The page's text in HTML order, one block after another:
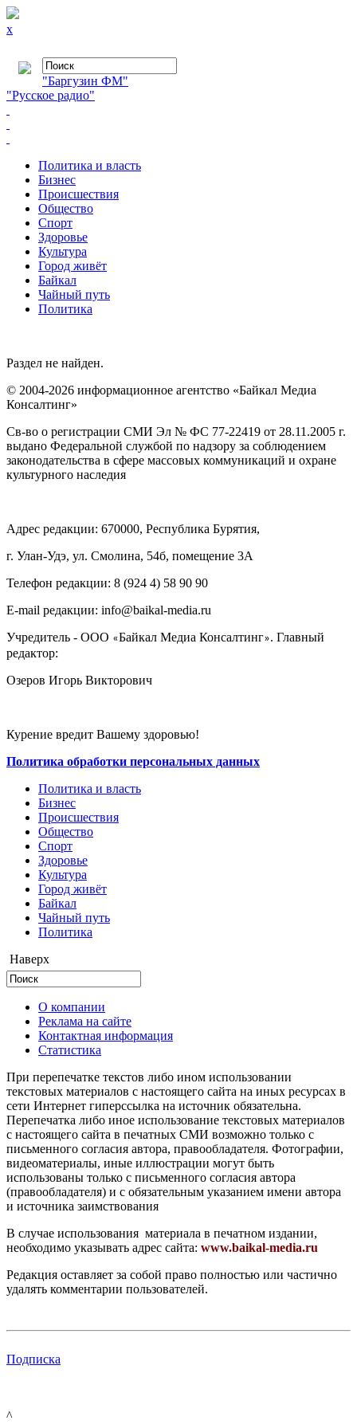
x
"Баргузин ФМ"
"Русское радио"
Политика и власть
Бизнес
Происшествия
Общество
Cпорт
Здоровье
Культура
Город живёт
Байкал
Чайный путь
Политика
Раздел не найден.
© 2004-2026 информационное агентство «Байкал Медиа
Консалтинг»
Св-во о регистрации СМИ Эл № ФС 77-22419 от 28.11.2005 г.
выдано Федеральной службой по надзору за соблюдением
законодательства в сфере массовых коммуникаций и охране
культурного наследия
Адрес редакции: 670000, Республика Бурятия,
г. Улан-Удэ, ул. Смолина, 54б, помещение 3А
Телефон редакции: ‎‎8 (924 4) 58 90 90
E-mail редакции: info@baikal-media.ru
Учредитель - ООО «Байкал Медиа Консалтинг». Главный
редактор:
Озеров Игорь Викторович
Курение вредит Вашему здоровью!
Политика обработки персональных данных
Политика и власть
Бизнес
Происшествия
Общество
Cпорт
Здоровье
Культура
Город живёт
Байкал
Чайный путь
Политика
Наверх
О компании
Реклама на сайте
Контактная информация
Статистика
При перепечатке текстов либо ином использовании
текстовых материалов с настоящего сайта на иных ресурсах в
сети Интернет гиперссылка на источник обязательна.
Перепечатка либо иное использование текстовых материалов
с настоящего сайта в печатных СМИ возможно только с
письменного согласия автора, правообладателя. Фотографии,
видеоматериалы, иные иллюстрации могут быть
использованы только с письменного согласия автора
(правообладателя) и с обязательным указанием имени автора
и источника заимствования
В случае использования материала в печатном издании,
необходимо указывать адрес сайта: www.baikal-media.ru
Редакция оставляет за собой право полностью или частично
удалять комментарии пользователей.
Подписка
^